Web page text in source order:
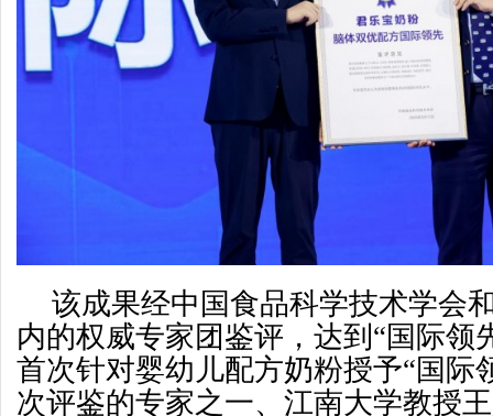
该成果经中国食品科学技术学会
内的权威专家团鉴评，达到“国际领
首次针对婴幼儿配方奶粉授予“国际
次评鉴的专家之一、江南大学教授